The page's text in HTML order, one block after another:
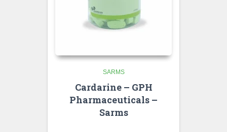
SARMS
Cardarine – GPH
Pharmaceuticals –
Sarms